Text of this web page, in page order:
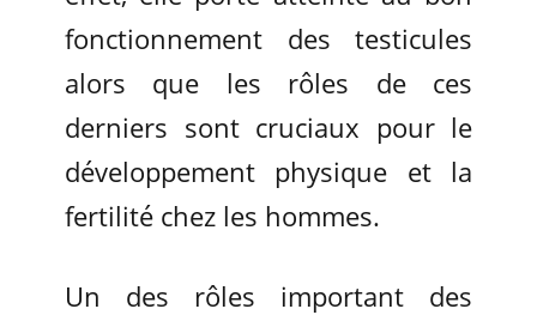
fonctionnement des testicules
alors que les rôles de ces
derniers sont cruciaux pour le
développement physique et la
fertilité chez les hommes.
Un des rôles important des